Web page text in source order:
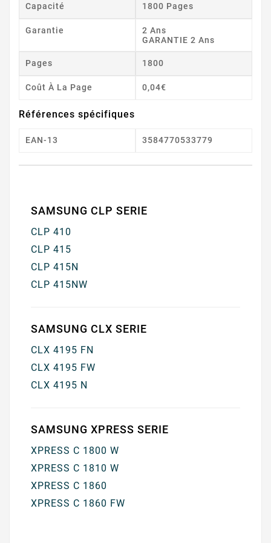
Capacité 1800 Pages
Garantie
2 Ans
GARANTIE 2 Ans
Pages 1800
Coût À La Page 0,04€
Références spécifiques
EAN-13 3584770533779
SAMSUNG CLP SERIE
CLP 410
CLP 415
CLP 415N
CLP 415NW
SAMSUNG CLX SERIE
CLX 4195 FN
CLX 4195 FW
CLX 4195 N
SAMSUNG XPRESS SERIE
XPRESS C 1800 W
XPRESS C 1810 W
XPRESS C 1860
XPRESS C 1860 FW